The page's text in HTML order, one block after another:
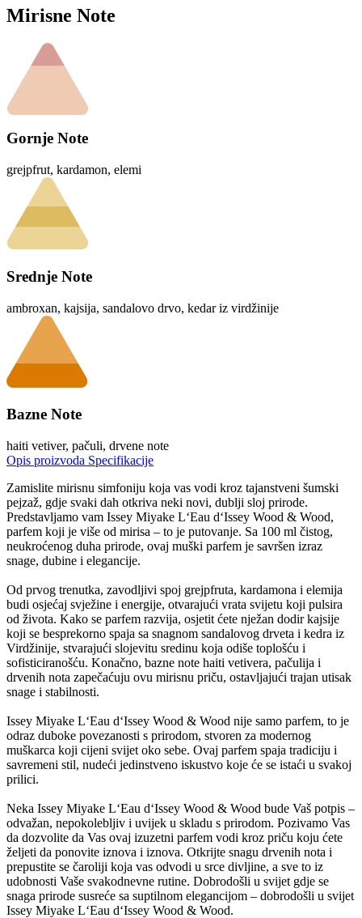
Mirisne Note
Gornje Note
grejpfrut, kardamon, elemi
Srednje Note
ambroxan, kajsija, sandalovo drvo, kedar iz virdžinije
Bazne Note
haiti vetiver, pačuli, drvene note
Opis proizvoda Specifikacije
Zamislite mirisnu simfoniju koja vas vodi kroz tajanstveni šumski
pejzaž, gdje svaki dah otkriva neki novi, dublji sloj prirode.
Predstavljamo vam Issey Miyake L‘Eau d‘Issey Wood & Wood,
parfem koji je više od mirisa – to je putovanje. Sa 100 ml čistog,
neukroćenog duha prirode, ovaj muški parfem je savršen izraz
snage, dubine i elegancije.
Od prvog trenutka, zavodljivi spoj grejpfruta, kardamona i elemija
budi osjećaj svježine i energije, otvarajući vrata svijetu koji pulsira
od života. Kako se parfem razvija, osjetit ćete nježan dodir kajsije
koji se besprekorno spaja sa snagnom sandalovog drveta i kedra iz
Virdžinije, stvarajući slojevitu sredinu koja odiše toplošću i
sofisticiranošću. Konačno, bazne note haiti vetivera, pačulija i
drvenih nota zapečaćuju ovu mirisnu priču, ostavljajući trajan utisak
snage i stabilnosti.
Issey Miyake L‘Eau d‘Issey Wood & Wood nije samo parfem, to je
odraz duboke povezanosti s prirodom, stvoren za modernog
muškarca koji cijeni svijet oko sebe. Ovaj parfem spaja tradiciju i
savremeni stil, nudeći jedinstveno iskustvo koje će se istaći u svakoj
prilici.
Neka Issey Miyake L‘Eau d‘Issey Wood & Wood bude Vaš potpis –
odvažan, nepokolebljiv i uvijek u skladu s prirodom. Pozivamo Vas
da dozvolite da Vas ovaj izuzetni parfem vodi kroz priču koju ćete
željeti da ponovite iznova i iznova. Otkrijte snagu drvenih nota i
prepustite se čaroliji koja vas odvodi u srce divljine, a sve to iz
udobnosti Vaše svakodnevne rutine. Dobrodošli u svijet gdje se
snaga prirode susreće sa suptilnom elegancijom – dobrodošli u svijet
Issey Miyake L‘Eau d‘Issey Wood & Wood.